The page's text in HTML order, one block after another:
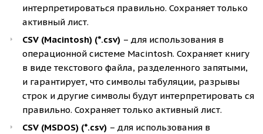
интерпретироваться правильно. Сохраняет только
активный лист.
CSV (Macintosh) (*.csv) – для использования в
операционной системе Macintosh. Сохраняет книгу
в виде текстового файла, разделенного запятыми,
и гарантирует, что символы табуляции, разрывы
строк и другие символы будут интерпретировать ся
правильно. Сохраняет только активный лист.
CSV (MSDOS) (*.csv) – для использования в